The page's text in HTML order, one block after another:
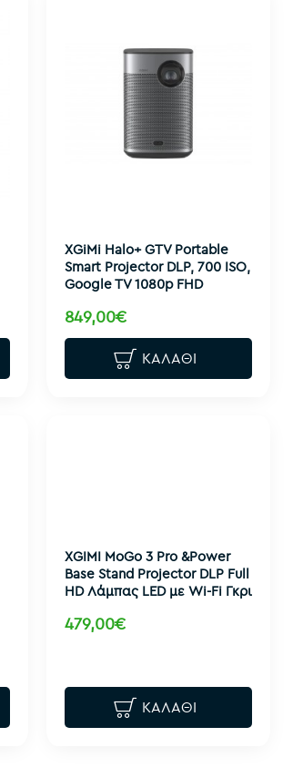
XGiMi Halo+ GTV Portable
Smart Projector DLP, 700 ISO,
Google TV 1080p FHD
849,00€
ΚΑΛΆΘΙ
XGIMI MoGo 3 Pro &Power
Base Stand Projector DLP Full
HD Λάμπας LED με Wi-Fi Γκρι
479,00€
ΚΑΛΆΘΙ